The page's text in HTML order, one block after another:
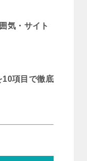
気・サイト
10項目で徹底